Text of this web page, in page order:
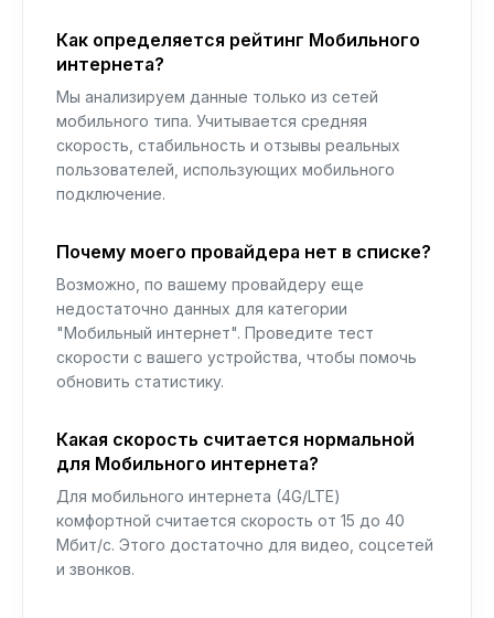
Как определяется рейтинг Мобильного
интернета?
Мы анализируем данные только из сетей
мобильного типа. Учитывается средняя
скорость, стабильность и отзывы реальных
пользователей, использующих мобильного
подключение.
Почему моего провайдера нет в списке?
Возможно, по вашему провайдеру еще
недостаточно данных для категории
"Мобильный интернет". Проведите тест
скорости с вашего устройства, чтобы помочь
обновить статистику.
Какая скорость считается нормальной
для Мобильного интернета?
Для мобильного интернета (4G/LTE)
комфортной считается скорость от 15 до 40
Мбит/с. Этого достаточно для видео, соцсетей
и звонков.